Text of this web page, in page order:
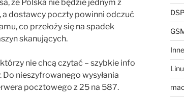
że Polska nie będzie jednym z
a dostawcy poczty powinni odczuć
co przełoży się na spadek
skanujących.
nie chcą czytać – szybkie info
Do nieszyfrowanego wysyłania
pocztowego z 25 na 587.
Inne